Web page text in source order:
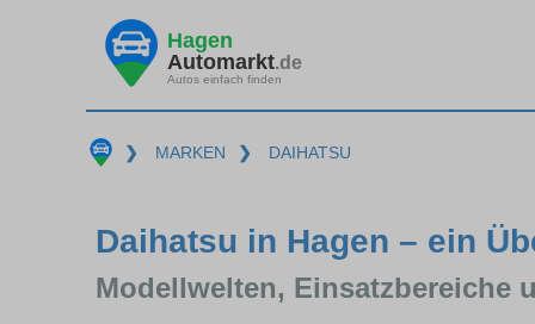
Hagen
Automarkt.de
Autos einfach finden
❯ MARKEN ❯ DAIHATSU
Daihatsu in Hagen – ein
Modellwelten, Einsatzbereiche